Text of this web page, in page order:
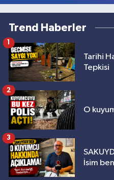
Trend Haberler
Tarihi
Tepkisi
1
O
2
İsim
3